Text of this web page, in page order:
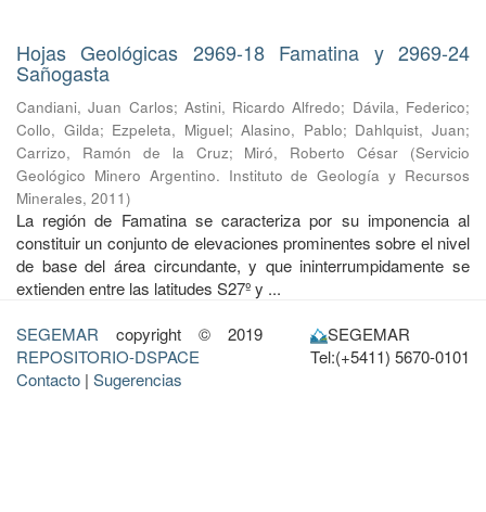
Hojas Geológicas 2969-18 Famatina y 2969-24
Sañogasta
Candiani, Juan Carlos; Astini, Ricardo Alfredo; Dávila, Federico;
Collo, Gilda; Ezpeleta, Miguel;Alasino, Pablo; Dahlquist, Juan;
Carrizo, Ramón de la Cruz; Miró, Roberto César (Servicio
Geológico Minero Argentino. Instituto de Geología y Recursos
Minerales, 2011)
La región de Famatina se caracteriza por su imponencia al
constituir un conjunto de elevaciones prominentes sobre el nivel
de base del área circundante, y que ininterrumpidamente se
extienden entre las latitudes S27º y ...
SEGEMAR copyright © 2019
REPOSITORIO-DSPACE
Contacto | Sugerencias
SEGEMAR
Tel:(+5411) 5670-0101